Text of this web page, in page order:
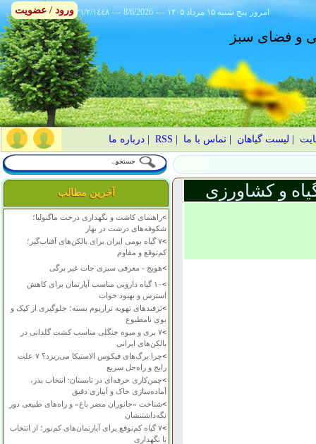
٢١/٢/١٤٤٨ --- 8/6/2026 --- ۱۴۰۵ پنج شنبه ۱۵ مرداد امروز
و فضای سبز
لیست گیاهان |تماس با ما RSS
|درباره ما
آخرین مطالب
>راهنمای کاشت و نگهداری درخت ماگنولیا؛
شکوفه‌های درشت در بهار
>
۷ گیاه بومی ایران برای بالکن‌های آفتاب‌گیر؛
کم‌توقع و مقاوم
>هویج - معرفی سبزی جات غیر برگی
>
۱۰ گیاه دارویی مناسب آپارتمان برای کاهش
استرس و بهبود خواب
>ترفندهای تهویه تراریوم بسته؛ جلوگیری از کپک و
بوی نامطبوع
>
۷ بری و میوه جنگلی مناسب کشت گلدانی در
بالکن‌های ایرانی
>
چرا برگ‌های فیکوس الاستیکا می‌ریزد؟ ۷ علت
رایج و راه‌حل سریع
>چمن‌کاری حرفه‌ای در تابستان: انتخاب بذر،
آماده‌سازی خاک و آبیاری دقیق
>شناخت «جانوران مضر باغ» و راه‌های طبیعی دور
نگه‌داشتنشان
>
۷ گیاه کم‌توقع برای آپارتمان‌های کم‌نور؛ از انتخاب
تا نگهداری
و کشاورزی
ورود / عضویت